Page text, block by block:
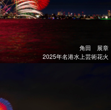
角田 展章
2025年名港水上芸術花火